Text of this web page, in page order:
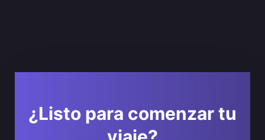
¿Listo para comenzar tu